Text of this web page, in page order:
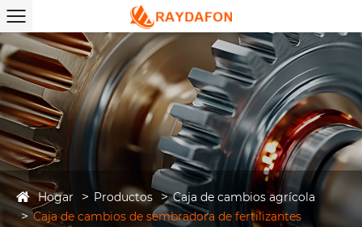
Hogar Productos
Caja de cambios agrícola
Caja de cambios de sembradora de fertilizantes